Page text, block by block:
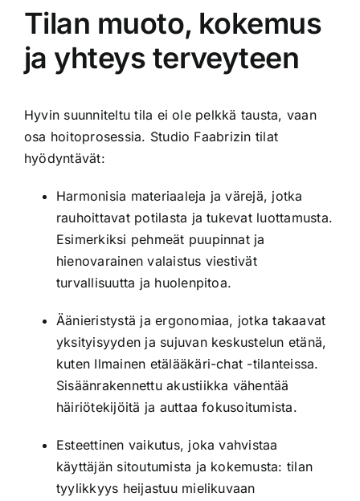
Tilan muoto, kokemus
ja yhteys terveyteen
Hyvin suunniteltu tila ei ole pelkkä tausta, vaan
osa hoitoprosessia. Studio Faabrizin tilat
hyödyntävät:
Harmonisia materiaaleja ja värejä, jotka
rauhoittavat potilasta ja tukevat luottamusta.
Esimerkiksi pehmeät puupinnat ja
hienovarainen valaistus viestivät
turvallisuutta ja huolenpitoa.
Äänieristystä ja ergonomiaa, jotka takaavat
yksityisyyden ja sujuvan keskustelun etänä,
kuten Ilmainen etälääkäri-chat -tilanteissa.
Sisäänrakennettu akustiikka vähentää
häiriötekijöitä ja auttaa fokusoitumista.
Esteettinen vaikutus, joka vahvistaa
käyttäjän sitoutumista ja kokemusta: tilan
tyylikkyys heijastuu mielikuvaan